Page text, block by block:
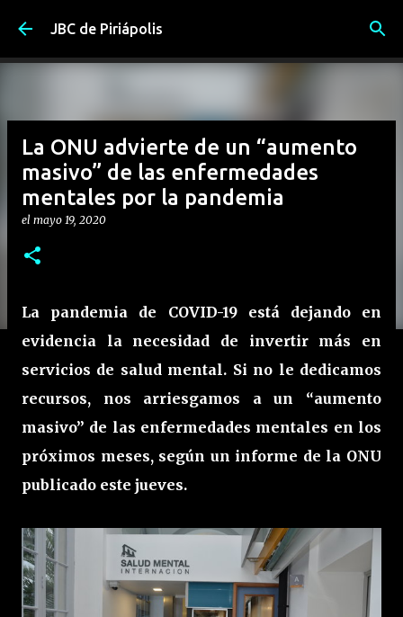
Ir al contenido principal
JBC de Piriápolis
La ONU advierte de un “aumento
masivo” de las enfermedades
mentales por la pandemia
el mayo 19, 2020
La pandemia de COVID-19 está dejando en
evidencia la necesidad de invertir más en
servicios de salud mental. Si no le dedicamos
recursos, nos arriesgamos a un “aumento
masivo” de las enfermedades mentales en los
próximos meses, según un informe de la ONU
publicado este jueves.